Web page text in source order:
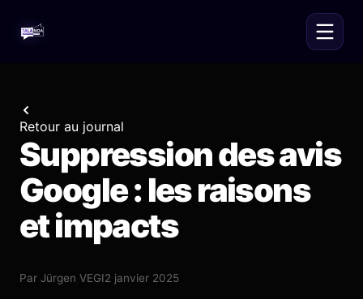
Retour au journal
Suppression des avis
Google : les raisons
et impacts
Par Jürgen VEGI2 janvier 2025